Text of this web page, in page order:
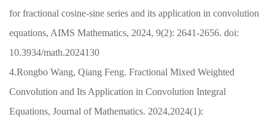
for fractional cosine-sine series and its application in convolution
equations, AIMS Mathematics, 2024, 9(2): 2641-2656. doi:
10.3934/math.2024130
4.Rongbo Wang, Qiang Feng. Fractional Mixed Weighted
Convolution and Its Application in Convolution Integral
Equations, Journal of Mathematics. 2024,2024(1):